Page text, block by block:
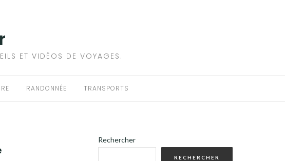
ET VIDÉOS DE VOYAGES.
RANDONNÉE TRANSPORTS
Rechercher
RECHERCHER